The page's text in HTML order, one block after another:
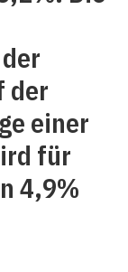
der
einer
für
4,9%